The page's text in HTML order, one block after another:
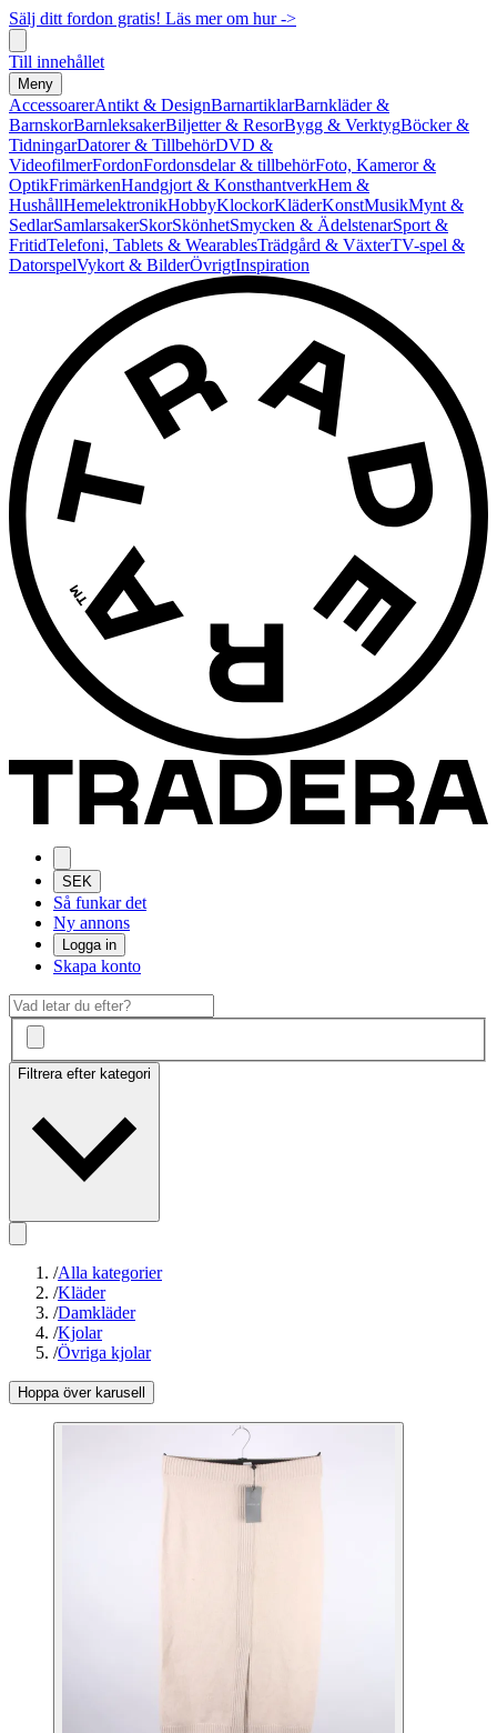
Sälj ditt fordon gratis! Läs mer om hur ->
Till innehållet
Meny
AccessoarerAntikt & DesignBarnartiklarBarnkläder &
BarnskorBarnleksakerBiljetter & ResorBygg & VerktygBöcker &
TidningarDatorer & TillbehörDVD &
VideofilmerFordonFordonsdelar & tillbehörFoto, Kameror &
OptikFrimärkenHandgjort & KonsthantverkHem &
HushållHemelektronikHobbyKlockorKläderKonstMusikMynt &
SedlarSamlarsakerSkorSkönhetSmycken & ÄdelstenarSport &
FritidTelefoni, Tablets & WearablesTrädgård & VäxterTV-spel &
DatorspelVykort & BilderÖvrigtInspiration
SEK
Så funkar det
Ny annons
Logga in
Skapa konto
Filtrera efter kategori
/Alla kategorier
/Kläder
/Damkläder
/Kjolar
/Övriga kjolar
Hoppa över karusell